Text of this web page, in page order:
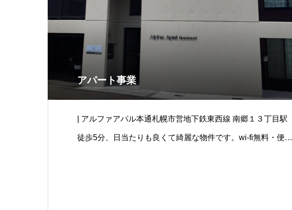
アパート事業
| アルファアパル本通札幌市営地下鉄東西線 南郷１３丁目駅
徒歩5分、日当たりも良くて綺麗な物件です。wi-fi無料・便利